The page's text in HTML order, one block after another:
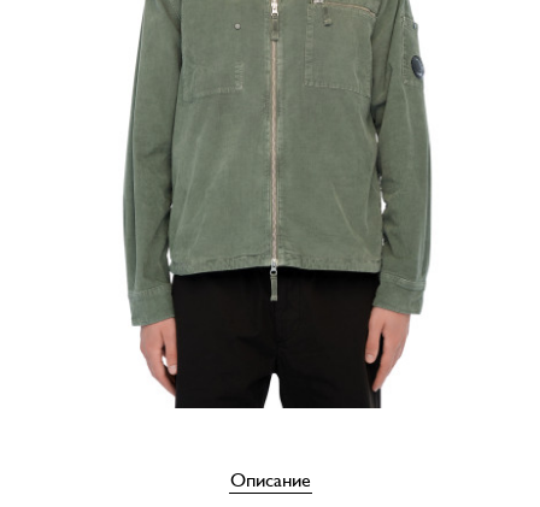
Описание